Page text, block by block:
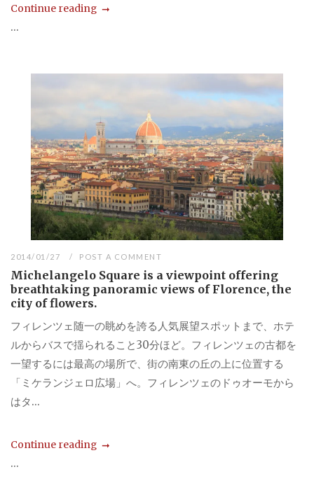
Continue reading
...
2014/01/27 POST A COMMENT
Michelangelo Square is a viewpoint offering
breathtaking panoramic views of Florence, the
city of flowers.
フィレンツェ随一の眺めを誇る人気展望スポットまで、ホテ
ルからバスで揺られること30分ほど。フィレンツェの古都を
一望するには最高の場所で、街の南東の丘の上に位置する
「ミケランジェロ広場」へ。フィレンツェのドゥオーモから
はタ...
Continue reading
...